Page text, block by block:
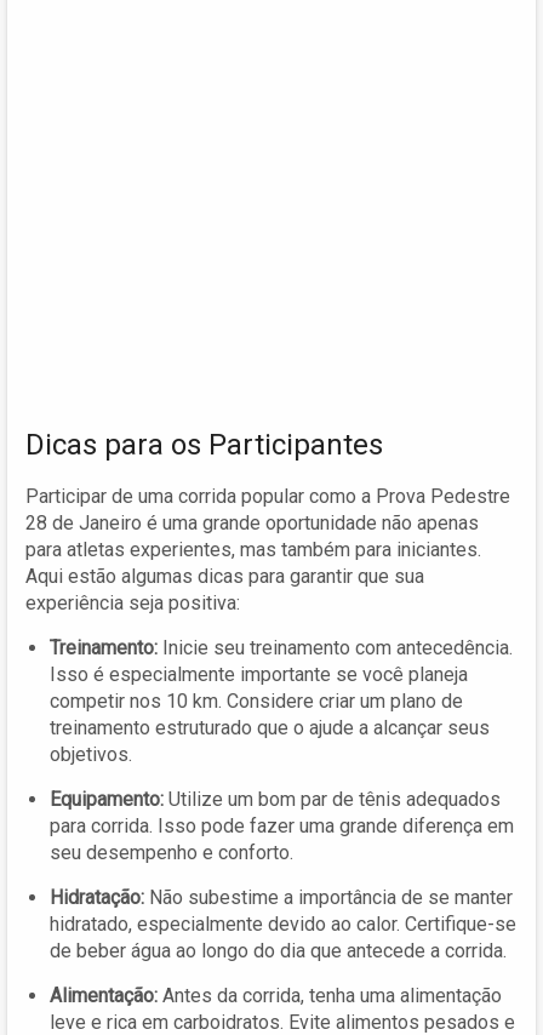
Dicas para os Participantes
Participar de uma corrida popular como a Prova Pedestre
28 de Janeiro é uma grande oportunidade não apenas
para atletas experientes, mas também para iniciantes.
Aqui estão algumas dicas para garantir que sua
experiência seja positiva:
Treinamento: Inicie seu treinamento com antecedência.
Isso é especialmente importante se você planeja
competir nos 10 km. Considere criar um plano de
treinamento estruturado que o ajude a alcançar seus
objetivos.
Equipamento: Utilize um bom par de tênis adequados
para corrida. Isso pode fazer uma grande diferença em
seu desempenho e conforto.
Hidratação: Não subestime a importância de se manter
hidratado, especialmente devido ao calor. Certifique-se
de beber água ao longo do dia que antecede a corrida.
Alimentação: Antes da corrida, tenha uma alimentação
leve e rica em carboidratos. Evite alimentos pesados e